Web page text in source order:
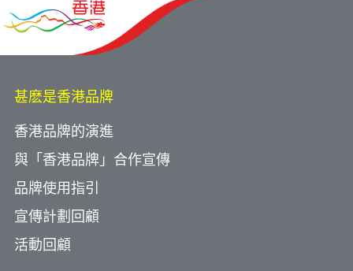
甚麽是香港品牌
香港品牌的演進
與「香港品牌」合作宣傳
品牌使用指引
宣傳計劃回顧
活動回顧